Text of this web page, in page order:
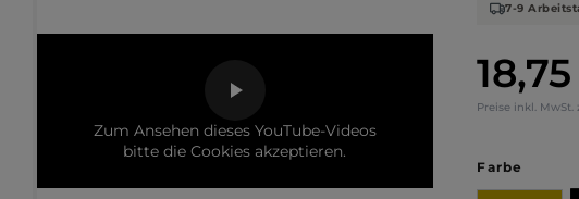
Zum Ansehen dieses YouTube-Videos
bitte die Cookies akzeptieren.
Regulärer
Preise inkl. MwSt.
7-9
Farbe